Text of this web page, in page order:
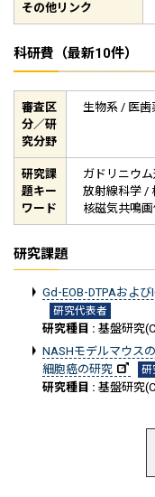
その他リンク
科研費（最新10件）
審査区
分／研
究分野
生物系 / 医歯
研究課
題キー
ワード
ガドリニウ
放射線科学 /
核磁気共鳴画
研究課題
Gd-EOB-DTPAおよ
研究代表者
研究種目 : 基盤研究
NASHモデルマウス
細胞癌の研究
研
研究種目 : 基盤研究